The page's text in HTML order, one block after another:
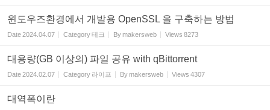
윈도우즈환경에서 개발용 OpenSSL 을 구축하는 방법
Date2024.04.07 Category테크 Bymakersweb Views 8273
대용량(GB 이상의) 파일 공유 with qBittorrent
Date2024.02.07 Category 라이프 Bymakersweb Views 4307
대역폭이란